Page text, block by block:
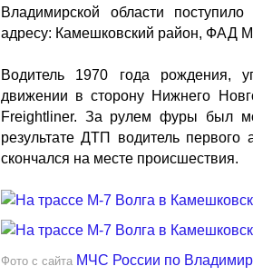
Владимирской области
адресу: Камешковский район, ФАД
Водитель 1970 года рождения,
движении в сторону Нижнего
Freightliner. За рулем фуры был
результате ДТП водитель
скончался на месте происшествия.
Фото с сайта МЧС России по